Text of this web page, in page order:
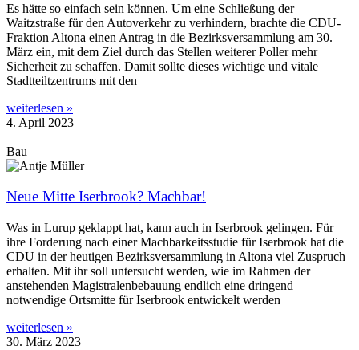
Es hätte so einfach sein können. Um eine Schließung der
Waitzstraße für den Autoverkehr zu verhindern, brachte die CDU-
Fraktion Altona einen Antrag in die Bezirksversammlung am 30.
März ein, mit dem Ziel durch das Stellen weiterer Poller mehr
Sicherheit zu schaffen. Damit sollte dieses wichtige und vitale
Stadtteiltzentrums mit den
weiterlesen »
4. April 2023
Bau
Neue Mitte Iserbrook? Machbar!
Was in Lurup geklappt hat, kann auch in Iserbrook gelingen. Für
ihre Forderung nach einer Machbarkeitsstudie für Iserbrook hat die
CDU in der heutigen Bezirksversammlung in Altona viel Zuspruch
erhalten. Mit ihr soll untersucht werden, wie im Rahmen der
anstehenden Magistralenbebauung endlich eine dringend
notwendige Ortsmitte für Iserbrook entwickelt werden
weiterlesen »
30. März 2023